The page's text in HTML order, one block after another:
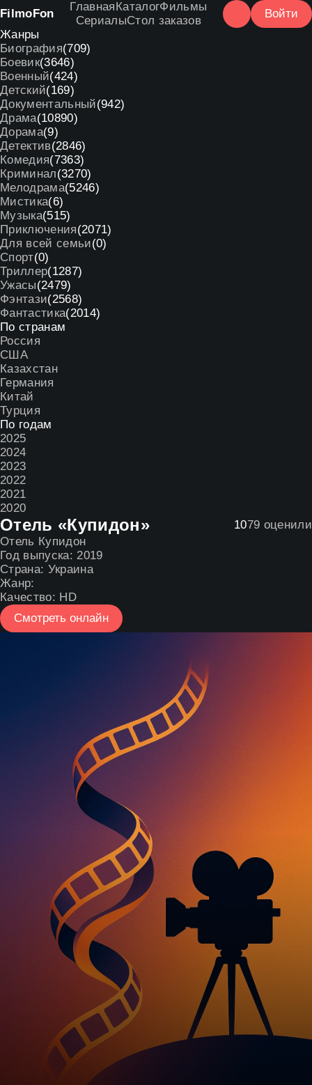
FilmoFon
ГлавнаяКаталогФильмы
СериалыСтол заказов
Войти
Жанры
Биография(709)
Боевик(3646)
Военный(424)
Детский(169)
Документальный(942)
Драма(10890)
Дорама(9)
Детектив(2846)
Комедия(7363)
Криминал(3270)
Мелодрама(5246)
Мистика(6)
Музыка(515)
Приключения(2071)
Для всей семьи(0)
Спорт(0)
Триллер(1287)
Ужасы(2479)
Фэнтази(2568)
Фантастика(2014)
По странам
Россия
США
Казахстан
Германия
Китай
Турция
По годам
2025
2024
2023
2022
2021
2020
Отель «Купидон» 1079 оценили
Отель Купидон
Год выпуска: 2019
Страна: Украина
Жанр:
Качество: HD
Смотреть онлайн